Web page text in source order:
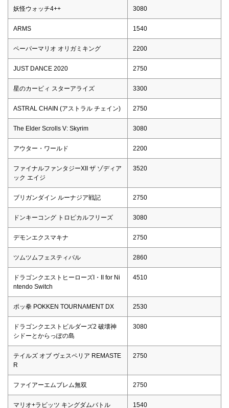
妖怪ウォッチ4++ 3080
ARMS 1540
ペーパーマリオ オリガミキング 2200
JUST DANCE 2020 2750
星のカービィ スターアライズ 3300
ASTRAL CHAIN (アストラル チェイン) 2750
The Elder Scrolls V: Skyrim 3080
アウター・ワールド 2200
ファイナルファンタジーXII ザ ゾディア
ック エイジ
3520
ブリガンダイン ルーナジア戦記 2750
ドンキーコング トロピカルフリーズ 3080
デモンエクスマキナ 2750
ツムツムフェスティバル 2860
ドラゴンクエストヒーローズI・II for Ni
ntendo Switch
4510
ポッ拳 POKKEN TOURNAMENT DX 2530
ドラゴンクエストビルダーズ2 破壊神
シドーとからっぽの島
3080
テイルズ オブ ヴェスペリア REMASTE
R
2750
ファイアーエムブレム無双 2750
マリオ+ラビッツ キングダムバトル 1540